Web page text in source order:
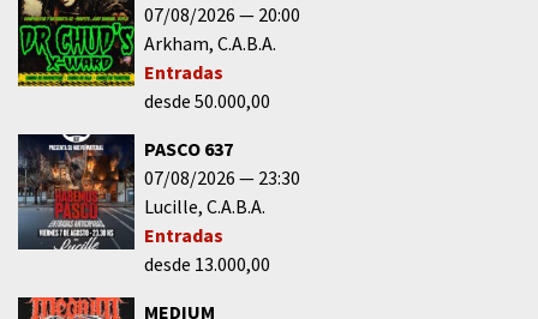
07/08/2026
20:00
Arkham C.A.B.A.
Entradas
desde 50.000,00
PASCO 637
07/08/2026
23:30
Lucille C.A.B.A.
Entradas
desde 13.000,00
MEDIUM